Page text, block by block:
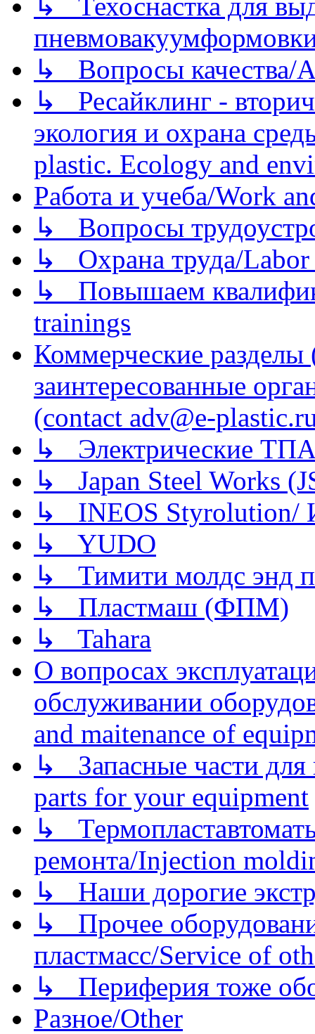
↳ Техоснастка для
↳ Вопросы качества/
↳ Ресайклинг -
экология и охрана
plastic. Ecology and
Работа и учеба/Work
↳ Вопросы
↳ Охрана труда/Labor
↳ Повышаем
trainings
Коммерческие
заинтересованные
(contact adv@e-
↳ Электрические
↳ Japan Steel Works
↳ INEOS
↳ YUDO
↳ Тимити молдс энд
↳ Пластмаш (ФПМ)
↳ Tahara
О вопросах
обслуживании
and maitenance of
↳ Запасные части для
parts for your equipment
↳
ремонта/Injection
↳ Наши дорогие
↳ Прочее
пластмасс/Service of
↳ Периферия тоже
Разное/Other